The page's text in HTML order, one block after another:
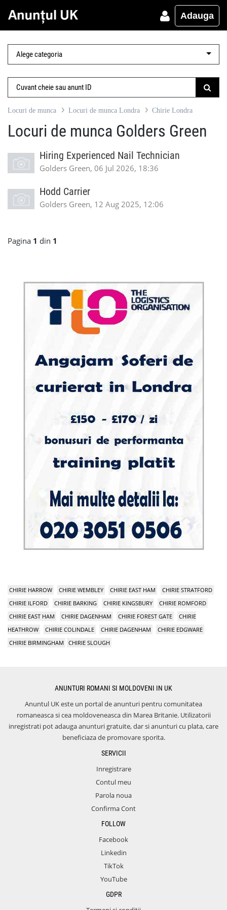
Adauga
Locuri de munca Locuri de munca Londra Chirie Londra
Locuri de munca Golders Green
Hiring Experienced Nail Technician
Golders Green, 06 Jul 2026, 18:36
Hodd Carrier
Golders Green, 12 Aug 2025, 12:06
Pagina 1 din 1
CHIRIE HARROW CHIRIE WEMBLEY CHIRIE EAST HAM
CHIRIE STRATFORD
CHIRIE ILFORD
CHIRIE BARKING CHIRIE KINGSBURY
CHIRIE ROMFORD
CHIRIE EAST HAM
CHIRIE DAGENHAM CHIRIE FOREST GATE
CHIRIE
HEATHROW
CHIRIE COLINDALE CHIRIE DAGENHAM
CHIRIE EDGWARE
CHIRIE BIRMINGHAM
CHIRIE SLOUGH
ANUNTURI ROMANI SI MOLDOVENI IN UK
Anuntul UK este un portal de anunturi pentru comunitatea
romaneasca si cea moldoveneasca din Marea Britanie. Utilizatorii
inregistrati pot adauga anunturi gratuite, dar si anunturi cu plata, care
beneficiaza de promovare sporita.
SERVICII
Inregistrare
Contul meu
Parola noua
Confirma Cont
FOLLOW
Facebook
Linkedin
TikTok
YouTube
GDPR